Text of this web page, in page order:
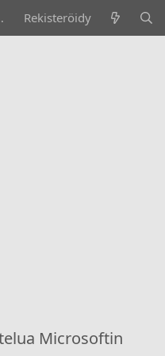
Rekisteröidy
Microsoftin